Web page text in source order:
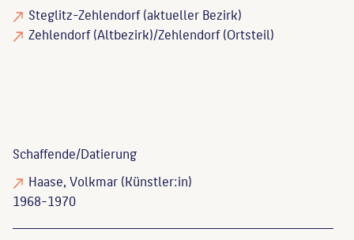
Steglitz-Zehlendorf (aktueller Bezirk)
Zehlendorf (Altbezirk)/Zehlendorf (Ortsteil)
Schaffende/Datierung
Haase, Volkmar(Künstler:in)
1968-1970